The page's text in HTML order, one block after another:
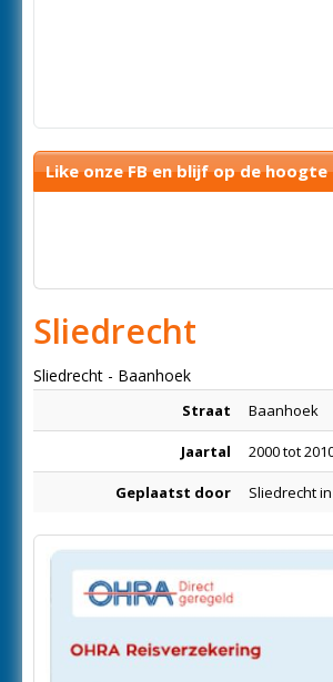
Like onze FB en blijf op de hoogte
Sliedrecht
Sliedrecht - Baanhoek
Straat Baanhoek
Jaartal 2000 tot
Geplaatst door Sliedrecht